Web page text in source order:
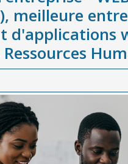
meilleure
d'applications